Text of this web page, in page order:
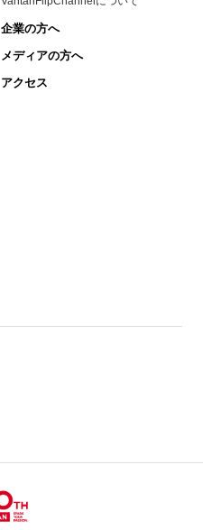
企業の方へ
メディアの方へ
アクセス